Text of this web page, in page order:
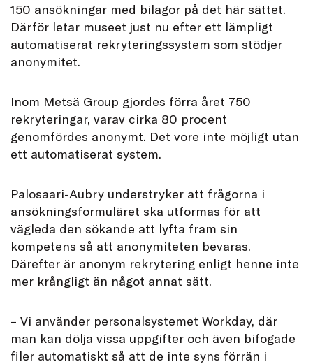
150 ansökningar med bilagor på det här sättet.
Därför letar museet just nu efter ett lämpligt
automatiserat rekryteringssystem som stödjer
anonymitet.
Inom Metsä Group gjordes förra året 750
rekryteringar, varav cirka 80 procent
genomfördes anonymt. Det vore inte möjligt utan
ett automatiserat system.
Palosaari-Aubry understryker att frågorna i
ansökningsformuläret ska utformas för att
vägleda den sökande att lyfta fram sin
kompetens så att anonymiteten bevaras.
Därefter är anonym rekrytering enligt henne inte
mer krångligt än något annat sätt.
– Vi använder personalsystemet Workday, där
man kan dölja vissa uppgifter och även bifogade
filer automatiskt så att de inte syns förrän i